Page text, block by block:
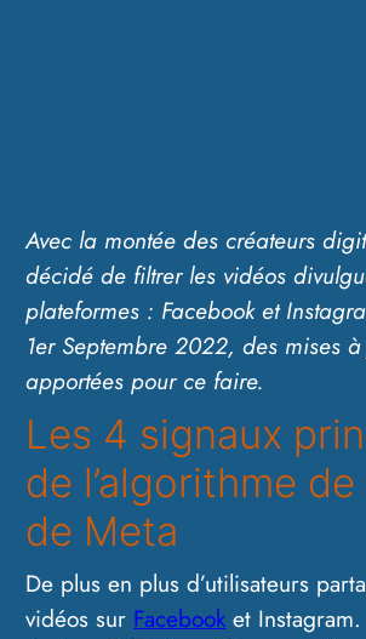
Avec la montée des créateurs
décidé de filtrer les vidéos
plateformes : Facebook et
1er Septembre 2022, des mises
apportées pour ce faire.
Les 4 signaux
de l’algorithme
de Meta
De plus en plus d’utilisateurs
vidéos sur Facebook et Instagram.